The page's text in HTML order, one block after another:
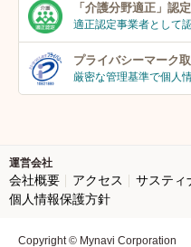
「介護分野適正」 認
適正認定事業者として
プライバシーマーク
厳密な管理基準で個人
運営会社
会社概要 アクセス サスティ
個人情報保護方針
Copyright © Mynavi Corporation